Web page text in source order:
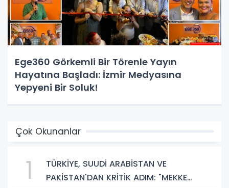
Ege360 Görkemli Bir Törenle Yayın
Hayatına Başladı: İzmir Medyasına
Yepyeni Bir Soluk!
Çok Okunanlar
1
TÜRKİYE, SUUDİ ARABİSTAN VE
PAKİSTAN'DAN KRİTİK ADIM: "MEKKE